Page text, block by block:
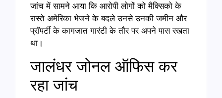
जांच में सामने आया कि आरोपी लोगों को मैक्सिको के
रास्ते अमेरिका भेजने के बदले उनसे उनकी जमीन और
प्रॉपर्टी के कागजात गारंटी के तौर पर अपने पास रखता
था।
जालंधर जोनल ऑफिस कर
रहा जांच